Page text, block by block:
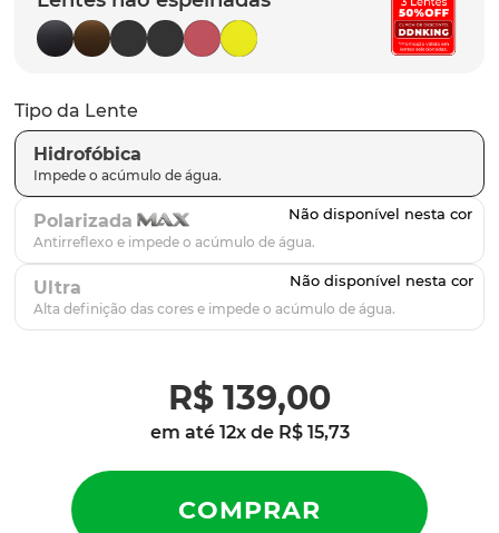
Tipo da Lente
Hidrofóbica
Polarizada
Ultra
R$ 139,00
em até 12x de R$ 15,73
8º parafusos
9º latch